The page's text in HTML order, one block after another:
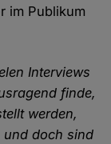
im Publikum
Interviews
finde,
werden,
und doch sind